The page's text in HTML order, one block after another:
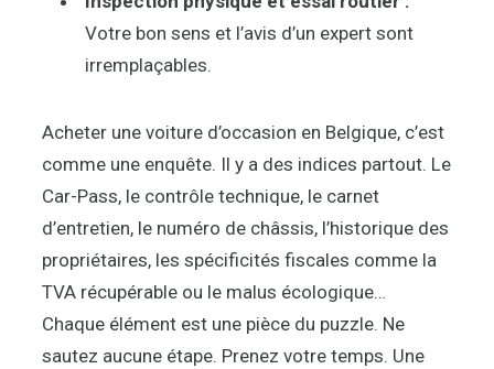
Votre bon sens et l’avis d’un expert sont
irremplaçables.
Acheter une voiture d’occasion en Belgique, c’est
comme une enquête. Il y a des indices partout. Le
Car-Pass, le contrôle technique, le carnet
d’entretien, le numéro de châssis, l’historique des
propriétaires, les spécificités fiscales comme la
TVA récupérable ou le malus écologique…
Chaque élément est une pièce du puzzle. Ne
sautez aucune étape. Prenez votre temps. Une